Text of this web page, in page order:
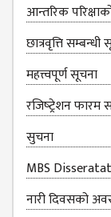
JOURNAL &
BULLETIN
BROCHURE
PROSPECTUS
CURRICULUM &
SYLLABUS
BBS FIRST YEAR
आन्‍तरिक
छात्रवृत्ति सम्बन्‍धी
महत्त्वपूर्ण सूचना
रजिष्‍ट्रेशन फारम
सुचना
MBS
नारी दिवसको